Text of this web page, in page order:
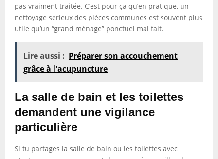
pas vraiment traitée. C’est pour ça qu’en pratique, un
nettoyage sérieux des pièces communes est souvent plus
utile qu’un “grand ménage” ponctuel mal fait.
Lire aussi : Préparer son accouchement
grâce à l'acupuncture
La salle de bain et les toilettes
demandent une vigilance
particulière
Si tu partages la salle de bain ou les toilettes avec